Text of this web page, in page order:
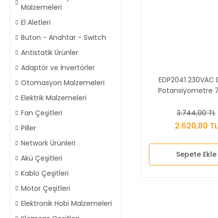
Malzemeleri
El Aletleri
Buton - Anahtar - Switch
Antistatik Ürünler
Adaptör ve İnvertörler
Otomasyon Malzemeleri
Elektrik Malzemeleri
Fan Çeşitleri
Piller
Network Ürünleri
Akü Çeşitleri
Kablo Çeşitleri
Motor Çeşitleri
Elektronik Hobi Malzemeleri
EDP2041 230VAC
Potansiyometre
3.744,00 TL
2.620,80 TL
Sepete Ekle